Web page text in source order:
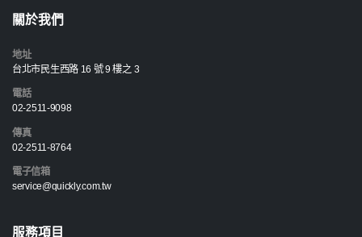
關於我們
地址
台北市民生西路 16 號 9 樓之 3
電話
02-2511-9098
傳真
02-2511-8764
電子信箱
service@quickly.com.tw
服務項目